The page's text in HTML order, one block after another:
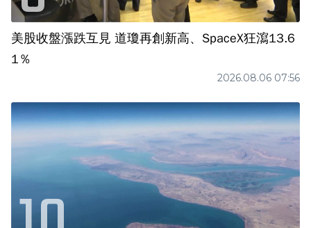
美股收盤漲跌互見 道瓊再創新高、SpaceX狂瀉13.6
1％
2026.08.06 07:56